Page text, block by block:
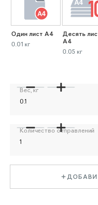
Один лист А4
0.01 кг
Десять
А4
0.05 кг
Вес, кг
Количество отправлений